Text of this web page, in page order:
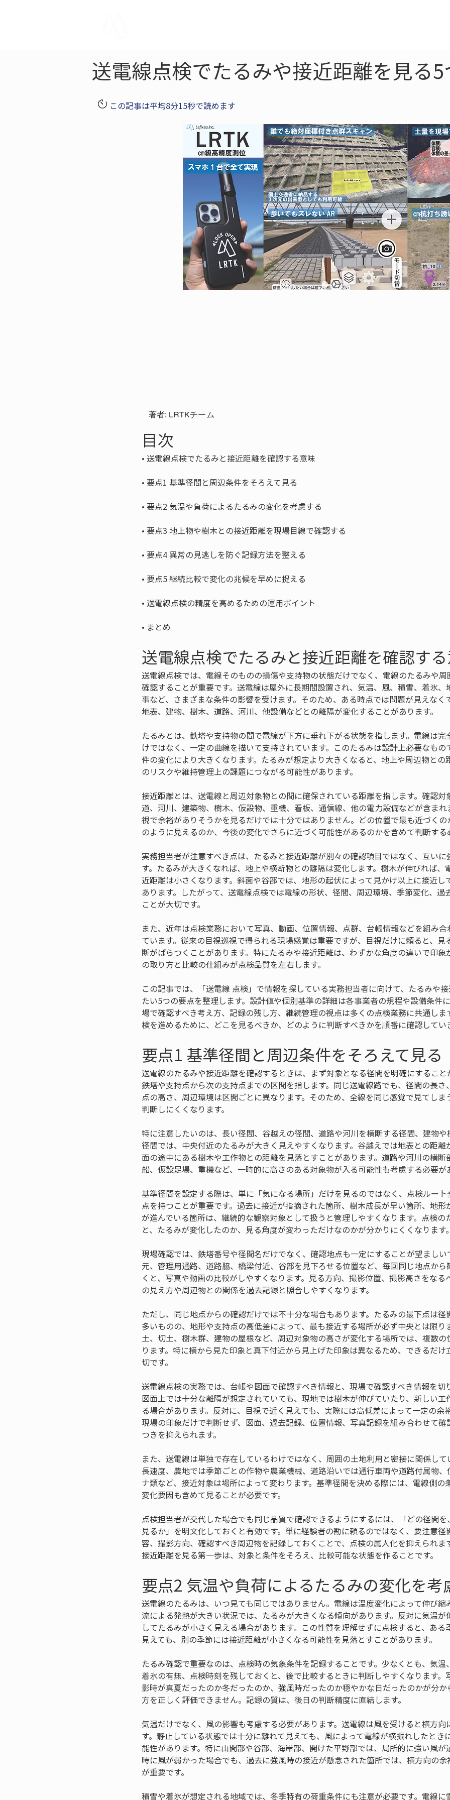
送電線点検でたるみや接近距離を見る
この記事は平均8分15秒で読めます
著者: LRTKチーム
目次
•
•
•
•
•
•
•
• まとめ
送電線点検でたるみと接近距離を確認す
送電線点検では、電線そのものの損傷や支持物の状態だけでなく、電線のたるみや
確認することが重要です。送電線は屋外に長期間設置され、気温、風、積雪、着氷
事など、さまざまな条件の影響を受けます。そのため、ある時点では問題が見えなく
地表、建物、樹木、道路、河川、他設備などとの離隔が変化することがあります。
たるみとは、鉄塔や支持物の間で電線が下方に垂れ下がる状態を指します。電線は
けではなく、一定の曲線を描いて支持されています。このたるみは設計上必要なも
件の変化により大きくなります。たるみが想定より大きくなると、地上や周辺物との
のリスクや維持管理上の課題につながる可能性があります。
接近距離とは、送電線と周辺対象物との間に確保されている距離を指します。確認
道、河川、建築物、樹木、仮設物、重機、看板、通信線、他の電力設備などが含ま
視で余裕がありそうかを見るだけでは十分ではありません。どの位置で最も近づく
のように見えるのか、今後の変化でさらに近づく可能性があるのかを含めて判断する
実務担当者が注意すべき点は、たるみと接近距離が別々の確認項目ではなく、互い
す。たるみが大きくなれば、地上や横断物との離隔は変化します。樹木が伸びれば、
近距離は小さくなります。斜面や谷部では、地形の起伏によって見かけ以上に接近
あります。したがって、送電線点検では電線の形状、径間、周辺環境、季節変化、
ことが大切です。
また、近年は点検業務において写真、動画、位置情報、点群、台帳情報などを組み
ています。従来の目視巡視で得られる現場感覚は重要ですが、目視だけに頼ると、見
断がばらつくことがあります。特にたるみや接近距離は、わずかな角度の違いで印
の取り方と比較の仕組みが点検品質を左右します。
この記事では、「送電線 点検」で情報を探している実務担当者に向けて、たるみや
たい5つの要点を整理します。設計値や個別基準の詳細は各事業者の規程や設備条件
場で確認すべき考え方、記録の残し方、継続管理の視点は多くの点検業務に共通し
検を進めるために、どこを見るべきか、どのように判断すべきかを順番に確認してい
要点1 基準径間と周辺条件をそろえて見る
送電線のたるみや接近距離を確認するときは、まず対象となる径間を明確にするこ
鉄塔や支持点から次の支持点までの区間を指します。同じ送電線路でも、径間の長
点の高さ、周辺環境は区間ごとに異なります。そのため、全線を同じ感覚で見てし
判断しにくくなります。
特に注意したいのは、長い径間、谷越えの径間、道路や河川を横断する径間、建物
径間では、中央付近のたるみが大きく見えやすくなります。谷越えでは地表との距
面の途中にある樹木や工作物との距離を見落とすことがあります。道路や河川の横
船、仮設足場、重機など、一時的に高さのある対象物が入る可能性も考慮する必要が
基準径間を設定する際は、単に「気になる場所」だけを見るのではなく、点検ルー
点を持つことが重要です。過去に接近が指摘された箇所、樹木成長が早い箇所、地
が進んでいる箇所は、継続的な観察対象として扱うと管理しやすくなります。点検の
と、たるみが変化したのか、見る角度が変わっただけなのかが分かりにくくなります
現場確認では、鉄塔番号や径間名だけでなく、確認地点も一定にすることが望まし
元、管理用通路、道路脇、橋梁付近、谷部を見下ろせる位置など、毎回同じ地点か
くと、写真や動画の比較がしやすくなります。見る方向、撮影位置、撮影高さをな
の見え方や周辺物との関係を過去記録と照合しやすくなります。
ただし、同じ地点からの確認だけでは不十分な場合もあります。たるみの最下点は
多いものの、地形や支持点の高低差によって、最も接近する場所が必ず中央とは限
土、切土、樹木群、建物の屋根など、周辺対象物の高さが変化する場所では、複数
ります。特に横から見た印象と真下付近から見上げた印象は異なるため、できるだ
切です。
送電線点検の実務では、台帳や図面で確認すべき情報と、現場で確認すべき情報を切
図面上では十分な離隔が想定されていても、現地では樹木が伸びていたり、新しい
る場合があります。反対に、目視で近く見えても、実際には高低差によって一定の余
現場の印象だけで判断せず、図面、過去記録、位置情報、写真記録を組み合わせて
つきを抑えられます。
また、送電線は単独で存在しているわけではなく、周囲の土地利用と密接に関係し
長速度、農地では季節ごとの作物や農業機械、道路沿いでは通行車両や道路付属物
ナ類など、接近対象は場所によって変わります。基準径間を決める際には、電線側の
変化要因も含めて見ることが必要です。
点検担当者が交代した場合でも同じ品質で確認できるようにするには、「どの径間
見るか」を明文化しておくと有効です。単に経験者の勘に頼るのではなく、要注意
容、撮影方向、確認すべき周辺物を記録しておくことで、点検の属人化を抑えられま
接近距離を見る第一歩は、対象と条件をそろえ、比較可能な状態を作ることです。
要点2 気温や負荷によるたるみの変化を考
送電線のたるみは、いつ見ても同じではありません。電線は温度変化によって伸び
流による発熱が大きい状況では、たるみが大きくなる傾向があります。反対に気温
してたるみが小さく見える場合があります。この性質を理解せずに点検すると、あ
見えても、別の季節には接近距離が小さくなる可能性を見落とすことがあります。
たるみ確認で重要なのは、点検時の気象条件を記録することです。少なくとも、気
着氷の有無、点検時刻を残しておくと、後で比較するときに判断しやすくなります。
影時が真夏だったのか冬だったのか、強風時だったのか穏やかな日だったのかが分
方を正しく評価できません。記録の質は、後日の判断精度に直結します。
気温だけでなく、風の影響も考慮する必要があります。送電線は風を受けると横方
す。静止している状態では十分に離れて見えても、風によって電線が横振れしたとき
能性があります。特に山間部や谷部、海岸部、開けた平野部では、局所的に強い風が
時に風が弱かった場合でも、過去に強風時の接近が懸念された箇所では、横方向の
が重要です。
積雪や着氷が想定される地域では、冬季特有の荷重条件にも注意が必要です。電線